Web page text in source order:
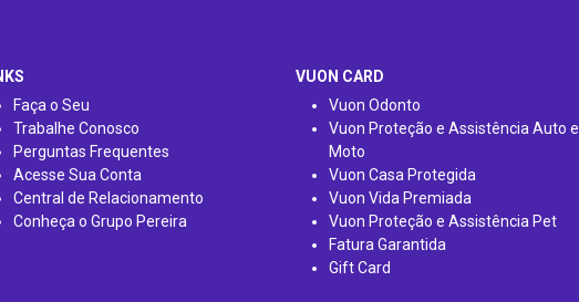
Faça o Seu
Trabalhe Conosco
Perguntas Frequentes
Acesse Sua Conta
Central de Relacionamento
Conheça o Grupo Pereira
VUON CARD
Vuon Odonto
Vuon Proteção e Assistência Auto e
Moto
Vuon Casa Protegida
Vuon Vida Premiada
Vuon Proteção e Assistência Pet
Fatura Garantida
Gift Card